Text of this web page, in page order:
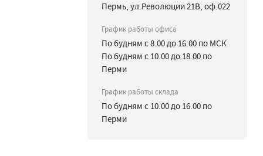
Пермь, ул.Революции 21В, оф.022
График работы офиса
По будням с 8.00 до 16.00 по МСК
По будням с 10.00 до 18.00 по
Перми
График работы склада
По будням с 10.00 до 16.00 по
Перми